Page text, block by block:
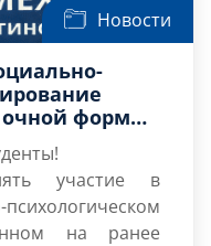
Новости
очной формы
участие в
на ранее